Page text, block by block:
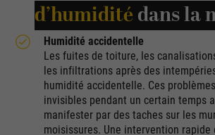
d’humiditédans la
Humidité accidentelle
Les fuites de toiture, les
les infiltrations après des
humidité accidentelle. Ces
invisibles pendant un certain temps
manifester par des taches sur les
moisissures. Une intervention